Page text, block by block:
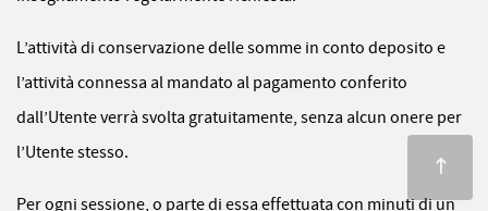
L’attività di conservazione delle somme in conto deposito e
l’attività connessa al mandato al pagamento conferito
dall’Utente verrà svolta gratuitamente, senza alcun onere per
l’Utente stesso.
Per ogni sessione, o parte di essa effettuata con minuti di un